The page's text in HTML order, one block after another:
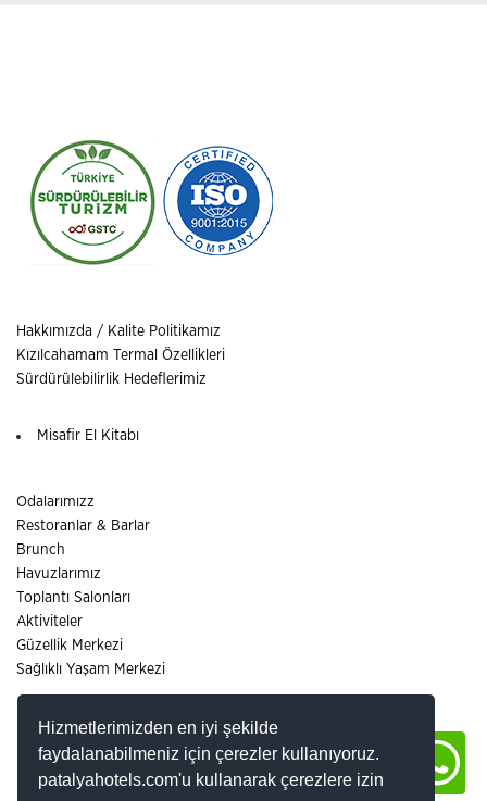
Hizmetlerimizden en iyi şekilde
faydalanabilmeniz için çerezler kullanıyoruz.
patalyahotels.com'u kullanarak çerezlere izin
Hakkımızda / Kalite Politikamız
Kızılcahamam Termal Özellikleri
Sürdürülebilirlik Hedeflerimiz
Misafir El Kitabı
Odalarımızz
Restoranlar & Barlar
Brunch
Havuzlarımız
Toplantı Salonları
Aktiviteler
Güzellik Merkezi
Sağlıklı Yaşam Merkezi
İnsan Kaynakları - Görüş Öneri
İletişim / Yol Tarifi
Kişisel Verilerin Korunması (KVK)